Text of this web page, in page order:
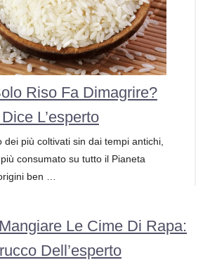
Riso Fa Dimagrire?
L’esperto
dei più coltivati sin dai tempi antichi,
consumato su tutto il Pianeta
ben …
Le Cime Di Rapa:
Dell’esperto